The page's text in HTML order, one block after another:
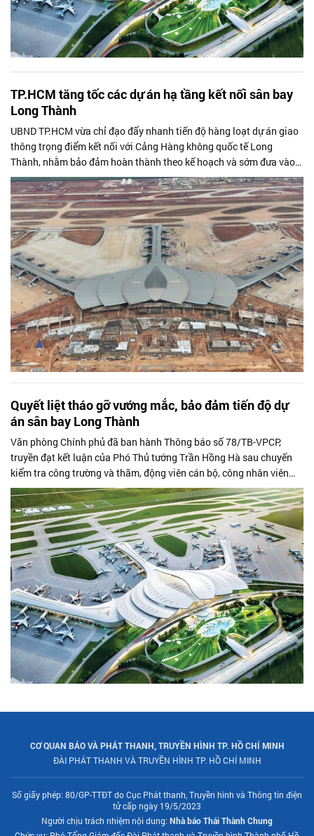
TP.HCM tăng tốc các dự án hạ tầng kết nối sân bay
Long Thành
UBND TP.HCM vừa chỉ đạo đẩy nhanh tiến độ hàng loạt dự án giao
thông trọng điểm kết nối với Cảng Hàng không quốc tế Long
Thành, nhằm bảo đảm hoàn thành theo kế hoạch và sớm đưa vào
khai thác.
Quyết liệt tháo gỡ vướng mắc, bảo đảm tiến độ dự
án sân bay Long Thành
Văn phòng Chính phủ đã ban hành Thông báo số 78/TB-VPCP,
truyền đạt kết luận của Phó Thủ tướng Trần Hồng Hà sau chuyến
kiểm tra công trường và thăm, động viên cán bộ, công nhân viên
đang thi công Dự án Cảng hàng không quốc tế Long Thành giai
đoạn 1.
CƠ QUAN BÁO VÀ PHÁT THANH, TRUYỀN HÌNH TP. HỒ CHÍ MINH
ĐÀI PHÁT THANH VÀ TRUYỀN HÌNH TP. HỒ CHÍ MINH
Số giấy phép: 80/GP-TTĐT do Cục Phát thanh, Truyền hình và Thông tin điện
tử cấp ngày 19/5/2023
Người chịu trách nhiệm nội dung: Nhà báo Thái Thành Chung